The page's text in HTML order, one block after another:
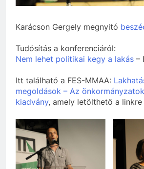
Karácson Gergely megnyitó
Tudósítás a konferenciáról:
Nem lehet politikai kegy a lakás –
Itt található a FES-MMAA:
megoldások – Az
kiadvány, amely letölthető a